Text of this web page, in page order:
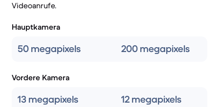
Videoanrufe.
Hauptkamera
50 megapixels 200 megapixels
Vordere Kamera
13 megapixels 12 megapixels